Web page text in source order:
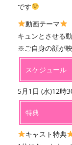
です
動画テーマ
キュンとさせる
※ご自身の顔が
スケジュール
5月1日 (水)12
特典
キャスト特典